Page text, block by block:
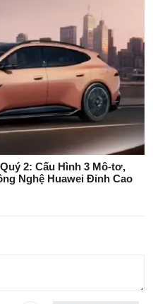
2: Cấu Hình 3 Mô-tơ,
Nghệ Huawei Đỉnh Cao